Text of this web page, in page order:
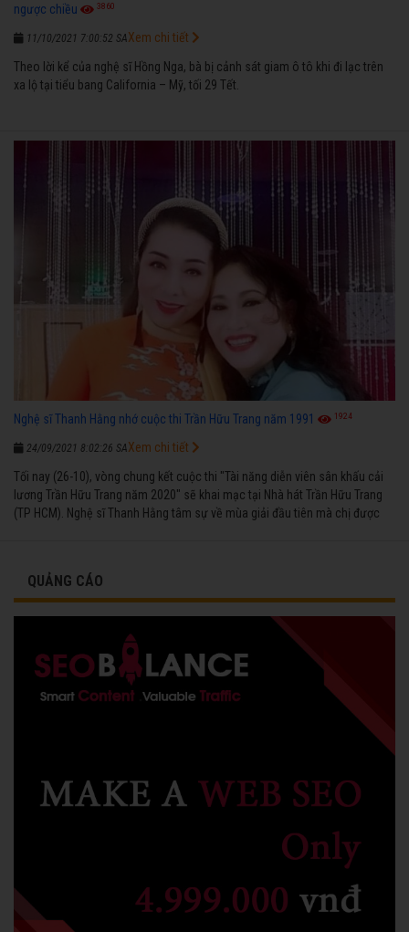
ngược chiều
3860
11/10/2021 7:00:52 SA
Theo lời kể của nghệ sĩ Hồng Nga, bà bị cảnh sát giam ô tô khi đi lạc trên
xa lộ tại tiểu bang California – Mỹ, tối 29 Tết.
Xem chi tiết
Nghệ sĩ Thanh Hằng nhớ cuộc thi Trần Hữu Trang năm 1991 1924
24/09/2021 8:02:26 SA
Tối nay (26-10), vòng chung kết cuộc thi "Tài năng diễn viên sân khấu cải
lương Trần Hữu Trang năm 2020" sẽ khai mạc tại Nhà hát Trần Hữu Trang
(TP HCM). Nghệ sĩ Thanh Hằng tâm sự về mùa giải đầu tiên mà chị được
Xem chi tiết
QUẢNG CÁO